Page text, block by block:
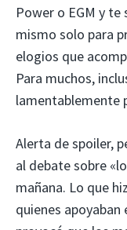
Power o EGM y
mismo solo para
elogios que
Para muchos,
lamentablemente
Alerta de spoiler,
al debate sobre
mañana. Lo que
quienes